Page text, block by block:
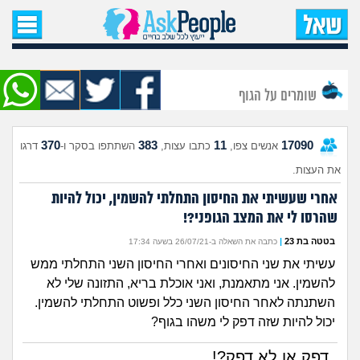
עמוד הבית
שאל שאלה
שאלות חדשות
שאלות שעוררו עניין
עצות חדשות
מה קורה כאן?
מתחם הטיפים
מדורים
שומרים על הגוף
17090 אנשים צפו, 11 כתבו עצות, 383 השתתפו בסקר ו-370 דרגו
את העצות.
אחרי שעשיתי את החיסון התחלתי להשמין, יכול להיות
שהרסו לי את המצב הגופני?!
בטטה בת 23 | כתבה את השאלה ב-26/07/21 בשעה 17:34
עשיתי את שני החיסונים ואחרי החיסון השני התחלתי ממש
להשמין. אני מתאמנת, ואני אוכלת בריא, התזונה שלי לא
השתנתה לאחר החיסון השני כלל ופשוט התחלתי להשמין.
יכול להיות שזה דפק לי משהו בגוף?